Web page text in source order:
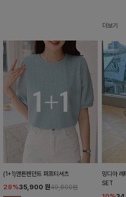
더보기
(1+1)앤튼펜던트 퍼프티셔츠
28%35,900 원49,800원
밍디아 레
SET